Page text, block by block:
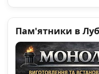
Пам'ятники в